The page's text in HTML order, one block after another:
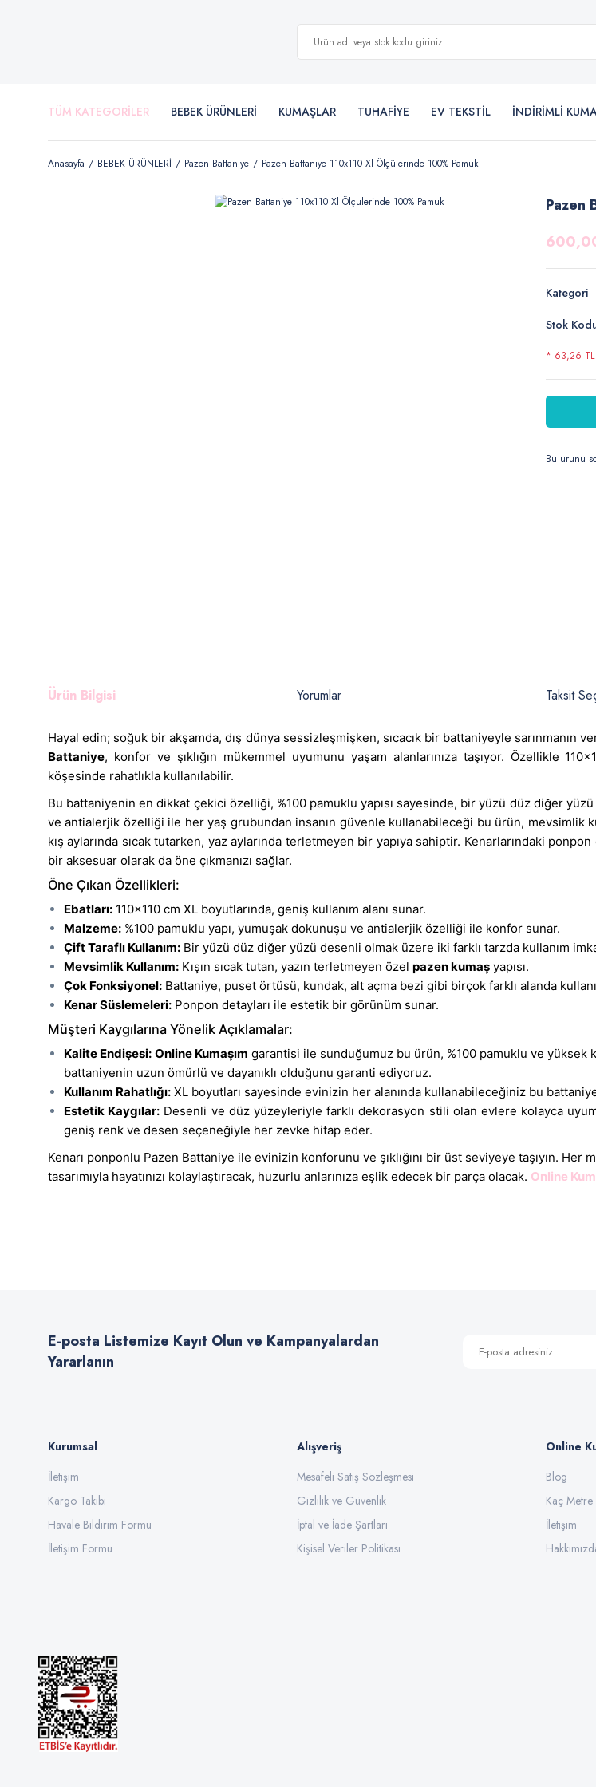
TÜM KATEGORİLER BEBEK ÜRÜNLERİ KUMAŞLAR TUHAFİYE EV TEKSTİL İNDİRİMLİ
Anasayfa BEBEK ÜRÜNLERİ Pazen Battaniye Pazen Battaniye 110x110 Xl Ölçülerinde 100% Pamuk
Pazen
Kategori
Stok
* 63,26 TL
Bu ürünü
Ürün Bilgisi Yorumlar Taksit
Hayal edin; soğuk bir akşamda, dış dünya sessizleşmişken, sıcacık bir battaniyeyle sarınmanın
Battaniye, konfor ve şıklığın mükemmel uyumunu yaşam alanlarınıza taşıyor. Özellikle
köşesinde rahatlıkla kullanılabilir.
Bu battaniyenin en dikkat çekici özelliği, %100 pamuklu yapısı sayesinde, bir yüzü düz diğer
ve antialerjik özelliği ile her yaş grubundan insanın güvenle kullanabileceği bu ürün, mevsimlik
kış aylarında sıcak tutarken, yaz aylarında terletmeyen bir yapıya sahiptir. Kenarlarındaki
bir aksesuar olarak da öne çıkmanızı sağlar.
Öne Çıkan Özellikleri:
Ebatları: 110x110 cm XL boyutlarında, geniş kullanım alanı sunar.
Malzeme: %100 pamuklu yapı, yumuşak dokunuşu ve antialerjik özelliği ile konfor sunar.
Çift Taraflı Kullanım: Bir yüzü düz diğer yüzü desenli olmak üzere iki farklı tarzda kullanım
Mevsimlik Kullanım: Kışın sıcak tutan, yazın terletmeyen özel pazen kumaş yapısı.
Çok Fonksiyonel: Battaniye, puset örtüsü, kundak, alt açma bezi gibi birçok farklı alanda
Kenar Süslemeleri: Ponpon detayları ile estetik bir görünüm sunar.
Müşteri Kaygılarına Yönelik Açıklamalar:
Kalite Endişesi: Online Kumaşım garantisi ile sunduğumuz bu ürün, %100 pamuklu ve
battaniyenin uzun ömürlü ve dayanıklı olduğunu garanti ediyoruz.
Kullanım Rahatlığı: XL boyutları sayesinde evinizin her alanında kullanabileceğiniz bu
Estetik Kaygılar: Desenli ve düz yüzeyleriyle farklı dekorasyon stili olan evlere kolayca
geniş renk ve desen seçeneğiyle her zevke hitap eder.
Kenarı ponponlu Pazen Battaniye ile evinizin konforunu ve şıklığını bir üst seviyeye taşıyın.
tasarımıyla hayatınızı kolaylaştıracak, huzurlu anlarınıza eşlik edecek bir parça olacak. Online
Ürün bilgilerinde hatalar bulunuyor.
Ürün fiyatı diğer sitelerden daha pahalı.
Gönder
E-posta Listemize Kayıt Olun ve Kampanyalardan
Yararlanın
Kurumsal
İletişim
Kargo Takibi
Havale Bildirim Formu
İletişim Formu
Alışveriş
Mesafeli Satış Sözleşmesi
Gizlilik ve Güvenlik
İptal ve İade Şartları
Kişisel Veriler Politikası
Online
Blog
Kaç Metre
İletişim